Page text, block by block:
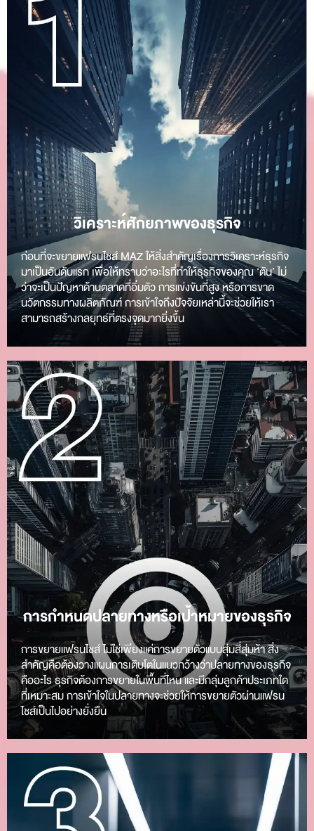
วิเคราะห์ศักยภาพของธุรกิจ
ก่อนที่จะขยายแฟรนไชส์ MAZ ให้สิ่งสำคัญเรื่องการวิเคราะห์ธุรกิจ
มาเป็นอันดับแรก เพื่อให้ทราบว่าอะไรที่ทำให้ธุรกิจของคุณ ‘ตัน’ ไม่
ว่าจะเป็นปัญหาด้านตลาดที่อิ่มตัว การแข่งขันที่สูง หรือการขาด
นวัตกรรมทางผลิตภัณฑ์ การเข้าใจถึงปัจจัยเหล่านี้จะช่วยให้เรา
สามารถสร้างกลยุทธ์ที่ตรงจุดมากยิ่งขึ้น
การกำหนดปลายทางหรือเป้าหมายของธุรกิจ
การขยายแฟรนไชส์ ไม่ใช่เพียงแค่การขยายตัวแบบสุ่มสี่สุ่มห้า สิ่ง
สำคัญคือต้องวางแผนการเติบโตในแนวกว้างว่าปลายทางของธุรกิจ
คืออะไร ธุรกิจต้องการขยายในพื้นที่ไหน และมีกลุ่มลูกค้าประเภทใด
ที่เหมาะสม การเข้าใจในปลายทางจะช่วยให้การขยายตัวผ่านแฟรน
ไชส์เป็นไปอย่างยั่งยืน